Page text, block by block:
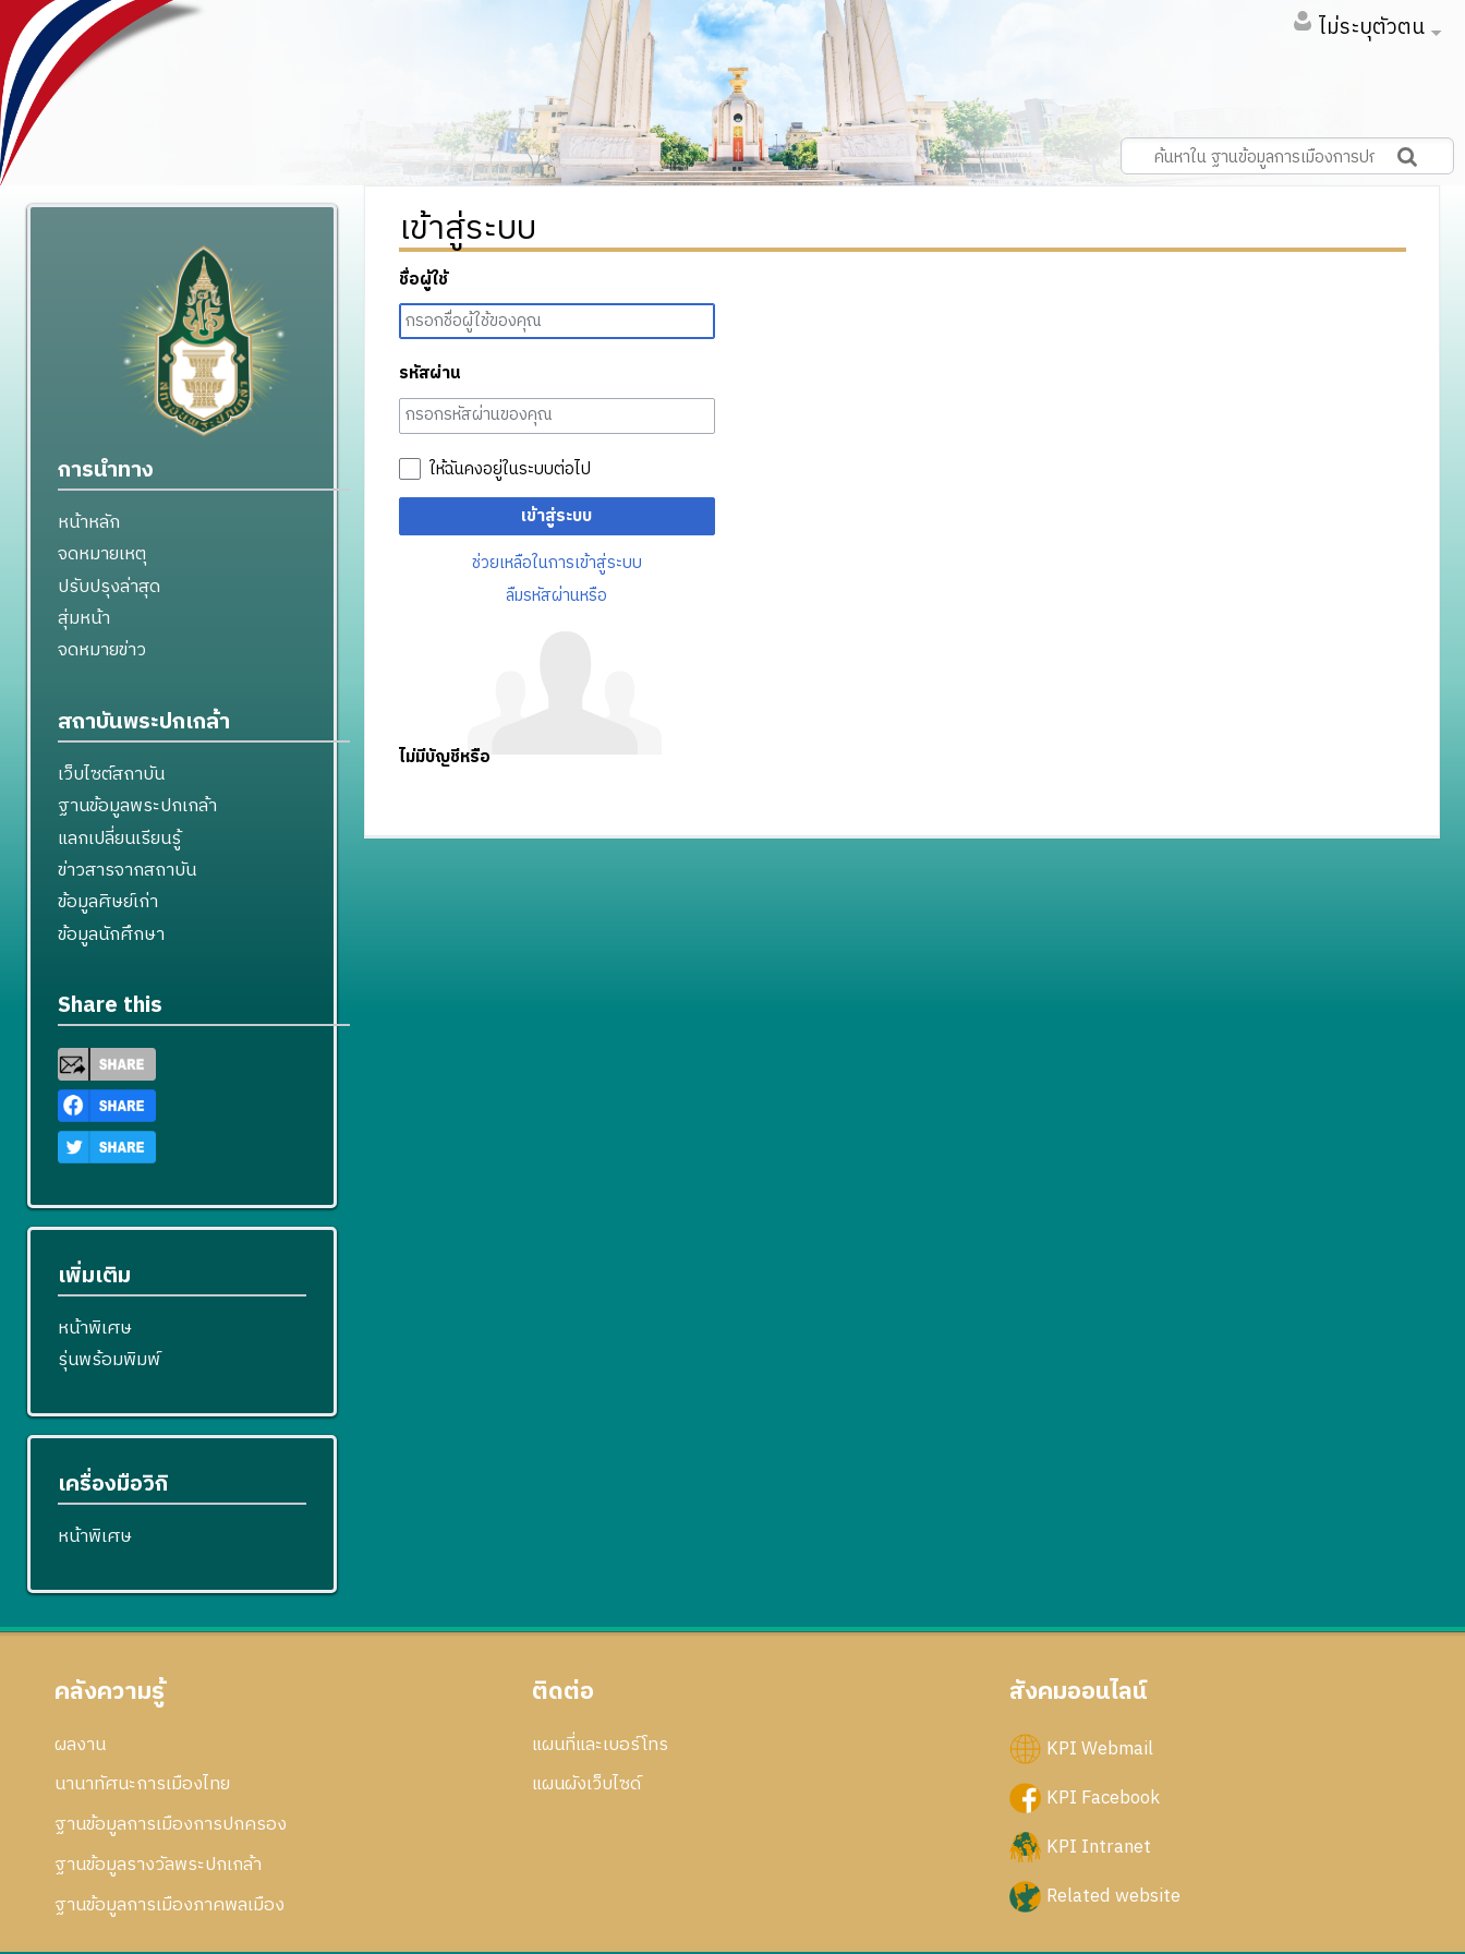
ไม่ระบุตัวตน
เข้าสู่ระบบ
ชื่อผู้ใช้
รหัสผ่าน
ให้ฉันคงอยู่ในระบบต่อไป
เข้าสู่ระบบ
ช่วยเหลือในการเข้าสู่ระบบ
ลืมรหัสผ่านหรือ
ไม่มีบัญชีหรือ
การนำทาง
หน้าหลัก
จดหมายเหตุ
ปรับปรุงล่าสุด
สุ่มหน้า
จดหมายข่าว
สถาบันพระปกเกล้า
เว็บไซต์สถาบัน
ฐานข้อมูลพระปกเกล้า
แลกเปลี่ยนเรียนรู้
ข่าวสารจากสถาบัน
ข้อมูลศิษย์เก่า
ข้อมูลนักศึกษา
Share this
เพิ่มเติม
หน้าพิเศษ
รุ่นพร้อมพิมพ์
เครื่องมือวิกิ
หน้าพิเศษ
คลังความรู้
ผลงาน
นานาทัศนะการเมืองไทย
ฐานข้อมูลการเมืองการปกครอง
ฐานข้อมูลรางวัลพระปกเกล้า
ฐานข้อมูลการเมืองภาคพลเมือง
ติดต่อ
แผนที่และเบอร์โทร
แผนผังเว็บไซด์
สังคมออนไลน์
KPI Webmail
KPI Facebook
KPI Intranet
Related website